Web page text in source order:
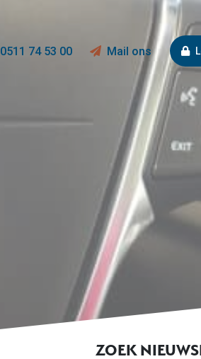
0511 74 53 00 Mail ons
ZOEK